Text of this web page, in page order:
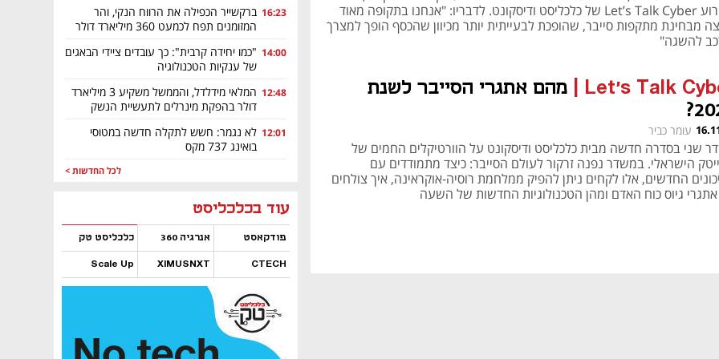
16:23 ברקשייר הכפילה את הרווח הנקי, והר
המזומנים תפח לכמעט 360 מיליארד דולר
14:00 "כמו יחידה קרבית": כך עובדים ציידי הבאגים
של ענקיות הטכנולוגיה
12:48
המלאי מידלדל, והממשל משקיע 3 מיליארד
דולר בהפקת מינרלים לתעשיית הנשק
12:01 לא נגמר: חשש לתקלה חדשה במטוסי
בואינג 737 מקס
לכל החדשות >
עוד בכלכליסט
פודקאסט אנרגיה 360 כלכליסט טק
CTECH
XIMUSNXT
Scale Up
נפתח בכרטיסייה חדשה
נפתח בכרטיסייה חדשה
באירוע Let’s Talk Cyber של כלכליסט ודיסקונט. לדבריו: "אנחנו בתקופה מאוד
מבחינת מתקפות סייבר, שהופכת לבעייתית יותר מכיוון שהכסף הופך למצרך
להשגה"
Let’s Talk
מהם אתגרי הסייבר לשנת
עומר כביר
שני בסדרה חדשה מבית כלכליסט ודיסקונט על הוורטיקלים החמים של
הישראלי. במשדר נפנה זרקור לעולם הסייבר: כיצד מתמודדים עם
החדשים, אלו לקחים ניתן להפיק ממלחמת רוסיה-אוקראינה, איך צולחים
גיוס כוח האדם ומהן הטכנולוגיות החדשות של השעה